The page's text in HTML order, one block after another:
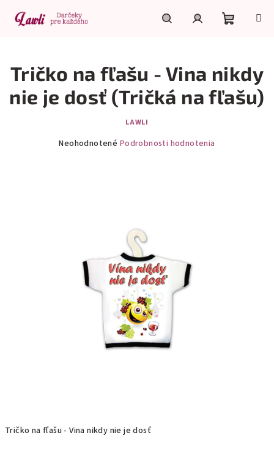
obsah
košík
Tričko na fľašu - Vina nikdy nie je dosť
Tričko na fľašu - Vina nikdy
nie je dosť (Tričká na fľašu)
LAWLI
Neohodnotené Podrobnosti hodnotenia